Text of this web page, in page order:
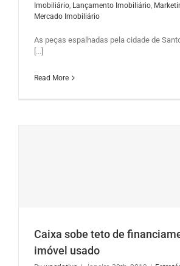
Imobiliário, Lançamento Imobiliário,
Mercado Imobiliário
As peças espalhadas pela cidade de
[...]
Read More
Caixa sobe teto de
imóvel usado